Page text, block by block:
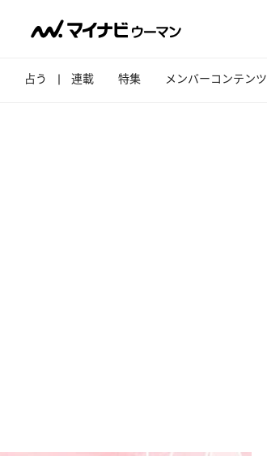
占う 連載 特集 メンバーコンテンツ